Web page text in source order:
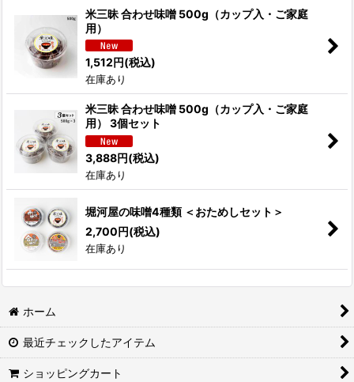
米三昧 合わせ味噌 500g（カップ入・ご家庭
用）
1,512円(税込)
在庫あり
米三昧 合わせ味噌 500g（カップ入・ご家庭
用） 3個セット
3,888円(税込)
在庫あり
堀河屋の味噌4種類 ＜おためしセット＞
2,700円(税込)
在庫あり
ホーム
最近チェックしたアイテム
ショッピングカート